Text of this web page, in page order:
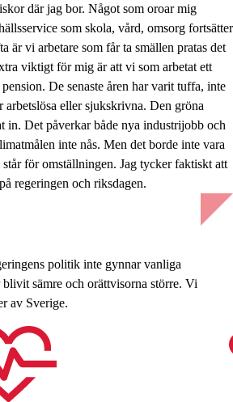
där jag bor. Något som oroar mig
som skola, vård, omsorg fortsätter
är vi arbetare som får ta smällen pratas det
viktigt för mig är att vi som arbetat ett
De senaste åren har varit tuffa, inte
arbetslösa eller sjukskrivna. Den gröna
in. Det påverkar både nya industrijobb och
inte nås. Men det borde inte vara
för omställningen. Jag tycker faktiskt att
regeringen och riksdagen.
politik inte gynnar vanliga
sämre och orättvisorna större. Vi
av Sverige.